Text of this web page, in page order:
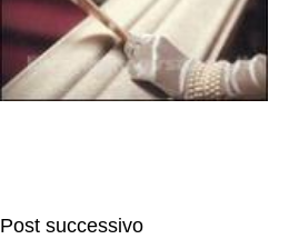
Post successivo